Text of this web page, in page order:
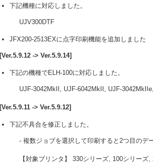
下記機種に対応しました。
UJV300DTF
JFX200-2513EXに点字印刷機能を追加しました
[Ver.5.9.12 -> Ver.5.9.14]
下記の機種でELH-100に対応しました。
UJF-3042MkII, UJF-6042MkII, UJF-
[Ver.5.9.11 -> Ver.5.9.12]
下記不具合を修正しました。
- 複数ジョブを選択して印刷すると2つ目のデ
【対象プリンタ】 330シリーズ, 100シリー